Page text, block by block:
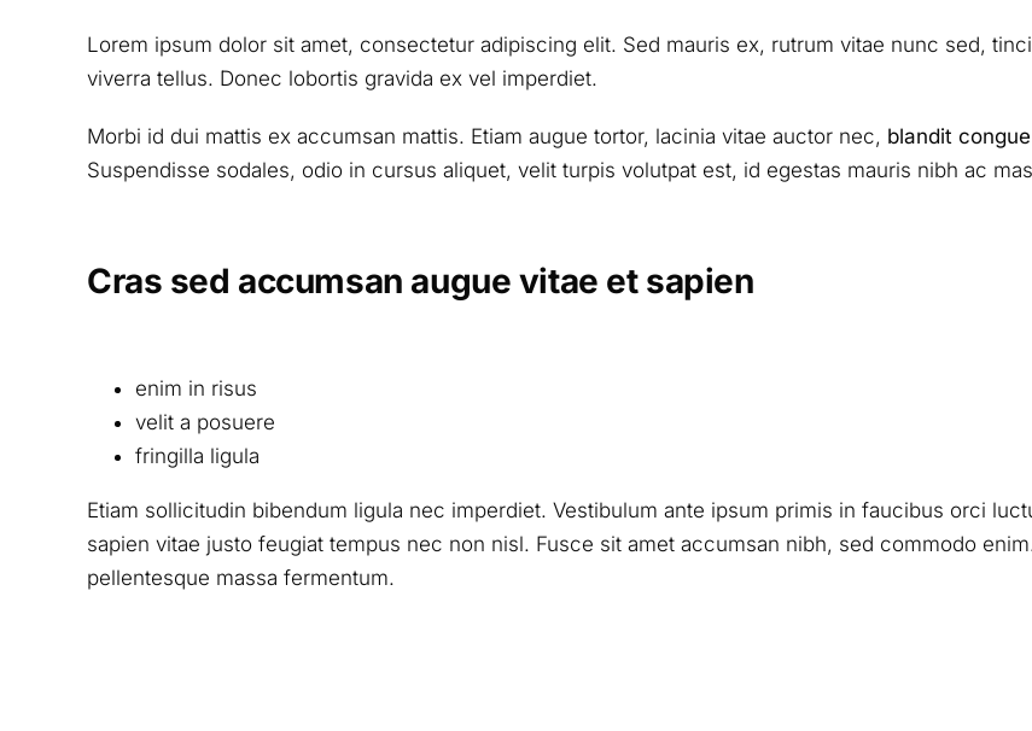
Lorem ipsum dolor sit amet, consectetur adipiscing elit. Sed mauris ex, rutrum vitae nunc sed,
viverra tellus. Donec lobortis gravida ex vel imperdiet.
Morbi id dui mattis ex accumsan mattis. Etiam augue tortor, lacinia vitae auctor nec, blandit
Suspendisse sodales, odio in cursus aliquet, velit turpis volutpat est, id egestas mauris nibh ac
Cras sed accumsan augue vitae et sapien
enim in risus
velit a posuere
fringilla ligula
Etiam sollicitudin bibendum ligula nec imperdiet. Vestibulum ante ipsum primis in faucibus orci
sapien vitae justo feugiat tempus nec non nisl. Fusce sit amet accumsan nibh, sed commodo
pellentesque massa fermentum.